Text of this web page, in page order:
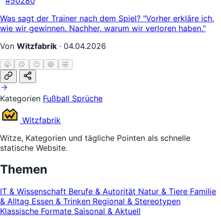
Was sagt der Trainer nach dem Spiel? "Vorher erkläre ich,
wie wir gewinnen. Nachher, warum wir verloren haben."
Von Witzfabrik · 04.04.2026
🥱 😐 🙂 😄 🤣
Kategorien Fußball Sprüche
Witzfabrik
Witze, Kategorien und tägliche Pointen als schnelle
statische Website.
Themen
IT & Wissenschaft Berufe & Autorität Natur & Tiere Familie
& Alltag Essen & Trinken Regional & Stereotypen
Klassische Formate Saisonal & Aktuell